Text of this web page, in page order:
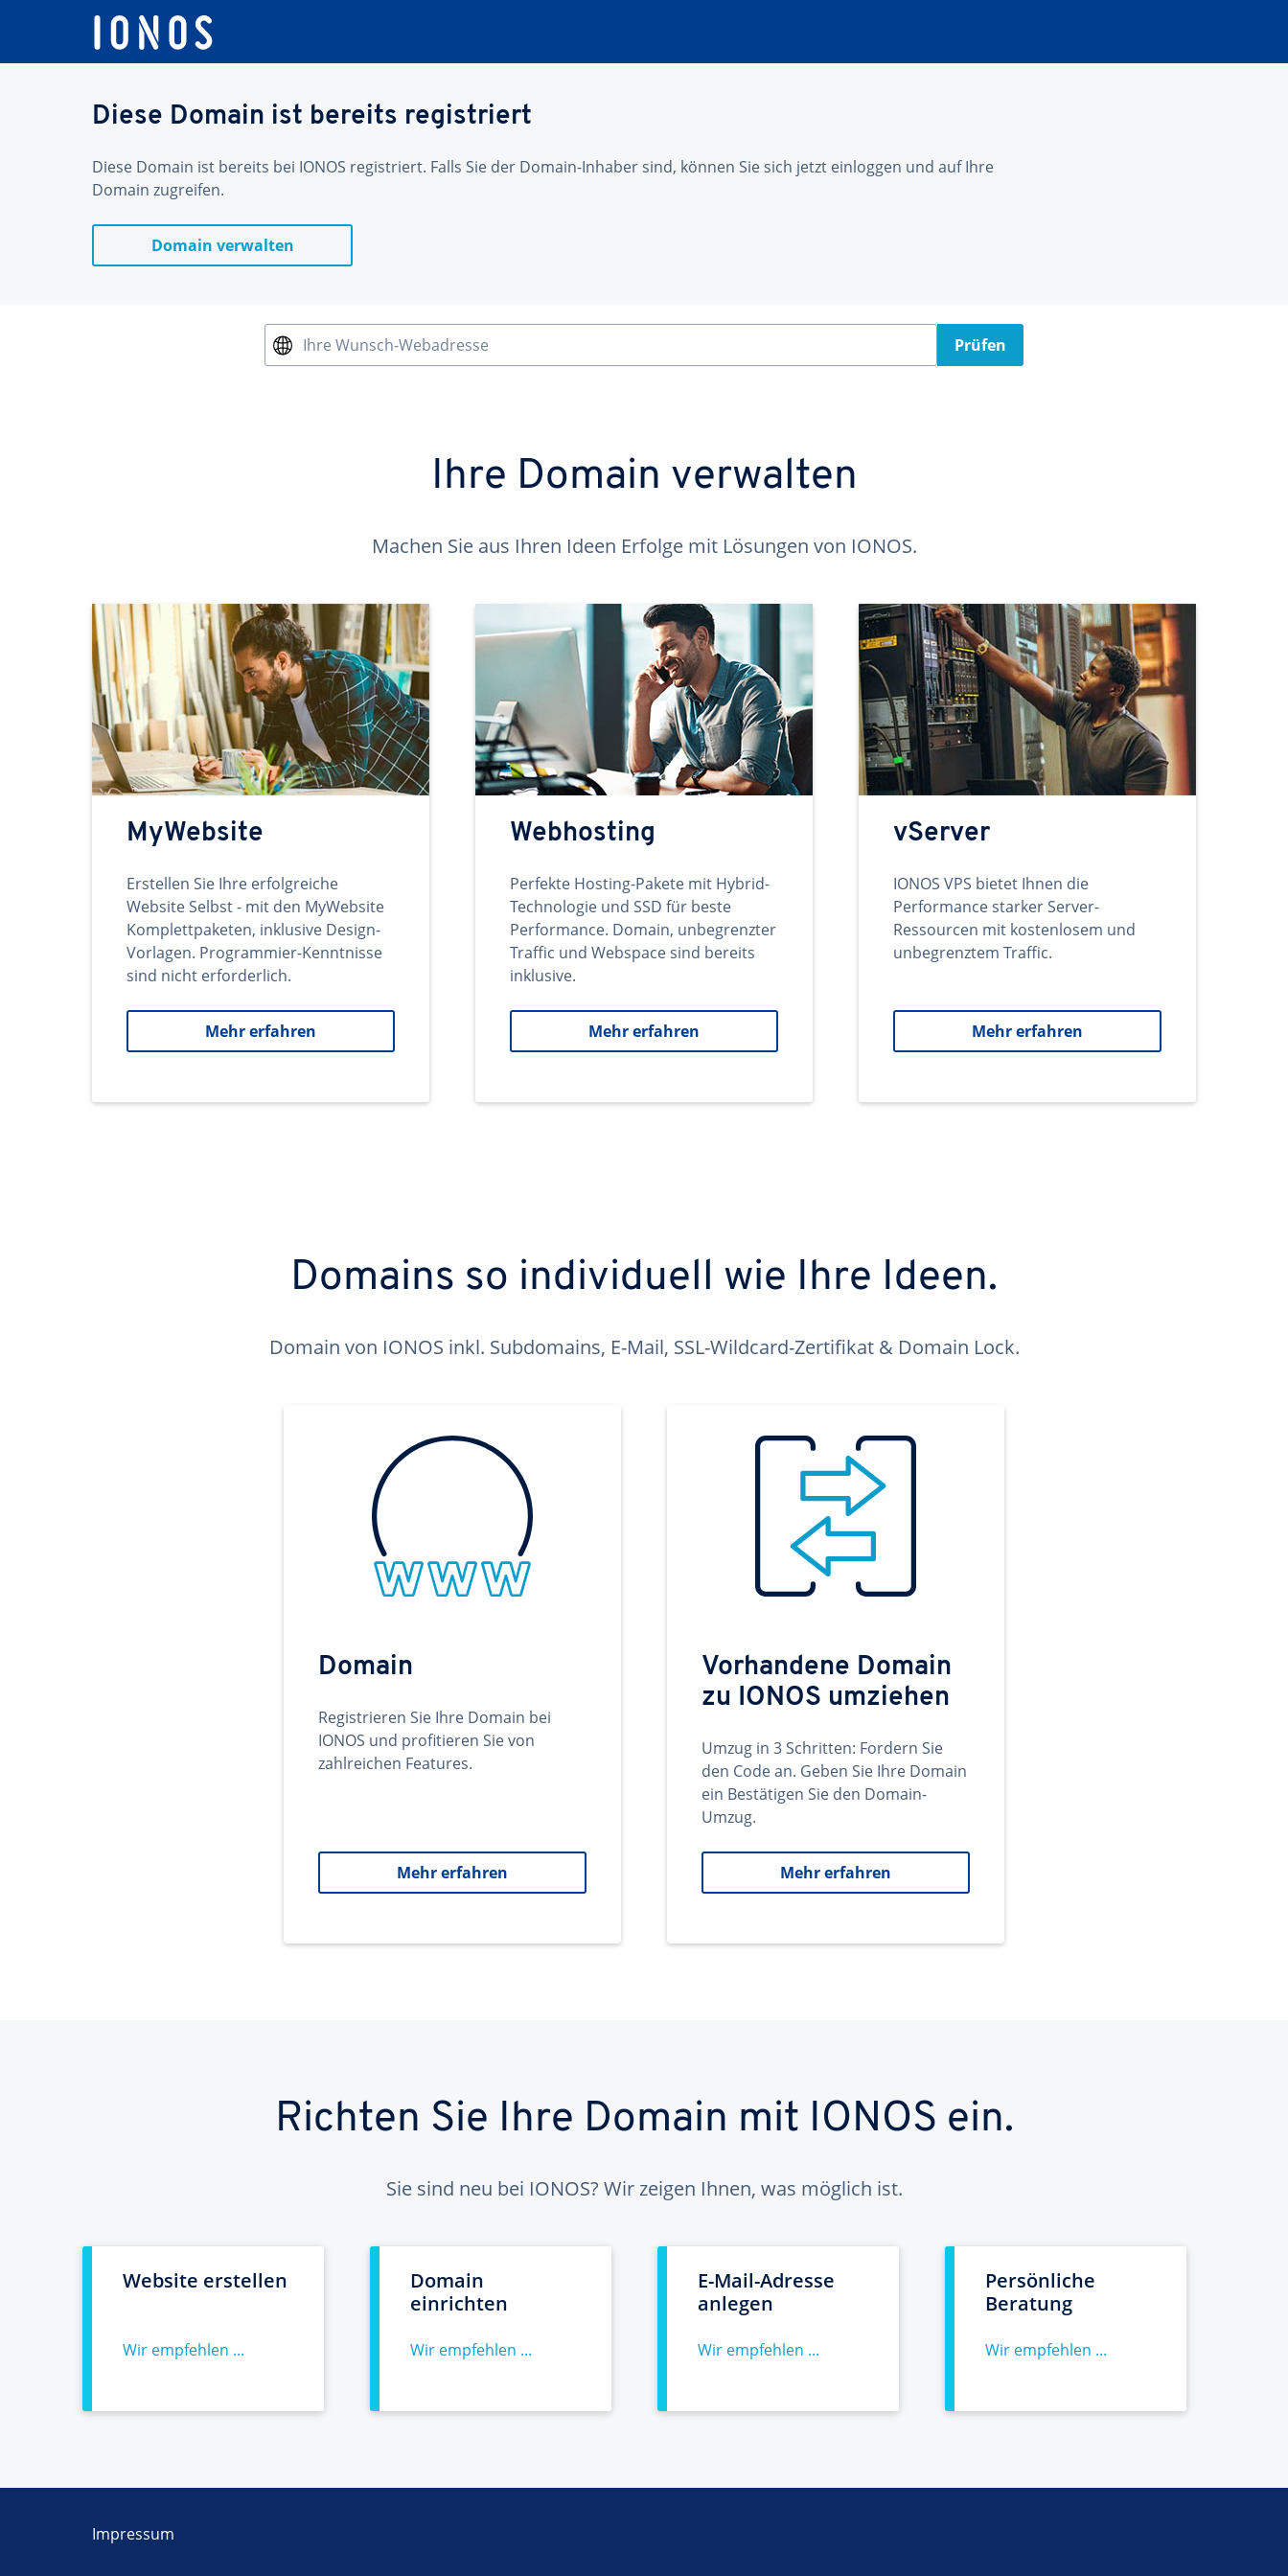
Diese Domain ist bereits registriert
Diese Domain ist bereits bei IONOS registriert. Falls Sie der Domain-Inhaber sind, können Sie sich jetzt einloggen und auf Ihre
Domain zugreifen.
Domain verwalten
Ihre Wunsch-Webadresse Prüfen
Ihre Domain verwalten
Machen Sie aus Ihren Ideen Erfolge mit Lösungen von IONOS.
MyWebsite
Erstellen Sie Ihre erfolgreiche
Website Selbst - mit den MyWebsite
Komplettpaketen, inklusive Design-
Vorlagen. Programmier-Kenntnisse
sind nicht erforderlich.
Mehr erfahren
Webhosting
Perfekte Hosting-Pakete mit Hybrid-
Technologie und SSD für beste
Performance. Domain, unbegrenzter
Traffic und Webspace sind bereits
inklusive.
Mehr erfahren
vServer
IONOS VPS bietet Ihnen die
Performance starker Server-
Ressourcen mit kostenlosem und
unbegrenztem Traffic.
Mehr erfahren
Domains so individuell wie Ihre Ideen.
Domain von IONOS inkl. Subdomains, E-Mail, SSL-Wildcard-Zertifikat & Domain Lock.
Domain
Registrieren Sie Ihre Domain bei
IONOS und profitieren Sie von
zahlreichen Features.
Mehr erfahren
Vorhandene Domain
zu IONOS umziehen
Umzug in 3 Schritten: Fordern Sie
den Code an. Geben Sie Ihre Domain
ein Bestätigen Sie den Domain-
Umzug.
Mehr erfahren
Richten Sie Ihre Domain mit IONOS ein.
Sie sind neu bei IONOS? Wir zeigen Ihnen, was möglich ist.
Website erstellen
Wir empfehlen ...
Domain
einrichten
Wir empfehlen ...
E-Mail-Adresse
anlegen
Wir empfehlen ...
Persönliche
Beratung
Wir empfehlen ...
Impressum